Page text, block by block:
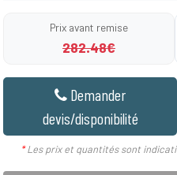
Prix avant remise
282.48€
Demander
devis/disponibilité
*Les prix et quantités sont